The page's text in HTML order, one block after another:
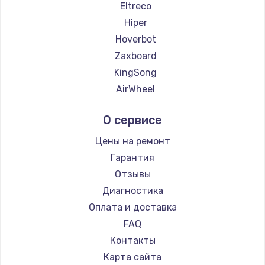
Замена температурного датчика
2500 руб.
Заказать
Замена электроконфорки
1300 руб.
Техобслуживание
Заказать
Установка / подключение / демонтаж
1300 руб.
Заказать
Eltreco
Hiper
Hoverbot
Zaxboard
KingSong
AirWheel
Hunter
Shorner
Joyor
Minimotors
Bork
Segway
KIRIN
О сервисе
Цены на ремонт
Гарантия
Отзывы
Диагностика
Оплата и доставка
FAQ
Контакты
Карта сайта